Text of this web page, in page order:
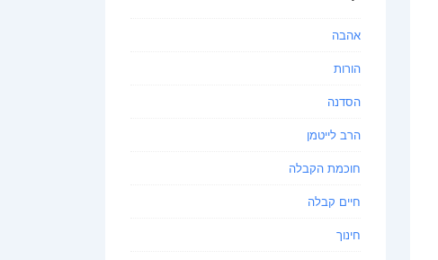
אהבה
הורות
הסדנה
הרב לייטמן
חוכמת הקבלה
חיים קבלה
חינוך